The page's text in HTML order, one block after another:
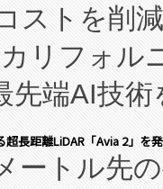
チ施設の
チェーン
高く、持
た現地生
負担を大
ストを削
リフォル
端AI技術
ド：本社
、エンタ
長距離LiDAR「Avia 2」を
ートル先